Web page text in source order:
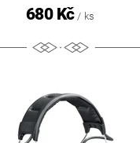
680 Kč / ks